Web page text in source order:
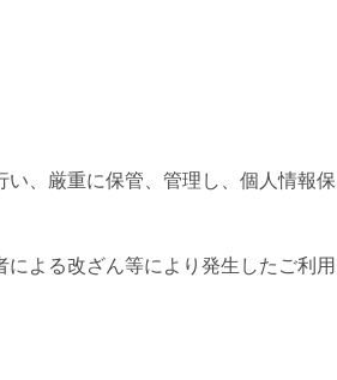
、厳重に保管、管理し、個人情報保
よる改ざん等により発生したご利用